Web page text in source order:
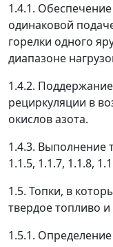
1.4.1.
одинаковой
горелки одного
диапазоне
1.4.2.
рециркуляции в
окислов азота.
1.4.3. Выполнение
1.1.5, 1.1.7, 1.1.8,
1.5. Топки, в
твердое топливо
1.5.1.